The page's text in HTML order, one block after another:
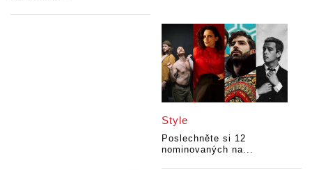
Style
Poslechněte si 12
nominovaných na...